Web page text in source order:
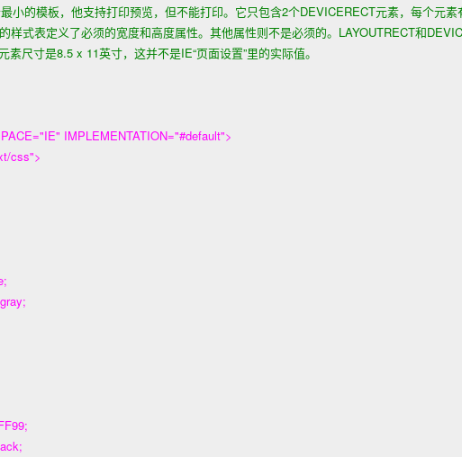
小的模板，他支持打印预览，但不能打印。它只包含2个DEVICERECT元素，每个元
样式表定义了必须的宽度和高度属性。其他属性则不是必须的。LAYOUTRECT和
素尺寸是8.5 x 11英寸，这并不是IE“页面设置”里的实际值。
IMPLEMENTATION="#default">
css">